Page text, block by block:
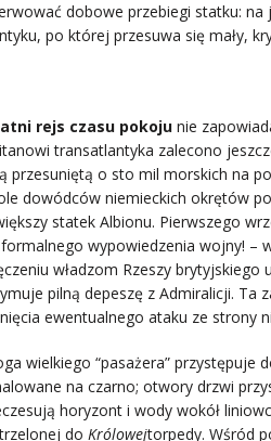
dobowe przebiegi statku: na
po której przesuwa się mały,
rejs czasu pokoju nie
transatlantyka zalecono
przesuniętą o sto mil morskich na
dowódców niemieckich okrętów
statek Albionu. Pierwszego
wypowiedzenia wojny! –
władzom Rzeszy
pilną depeszę z Admiralicji. Ta
ewentualnego ataku ze strony
wielkiego “pasażera”
na czarno; otwory drzwi
horyzont i wody wokół
do Królowejtorpedy. Wśród